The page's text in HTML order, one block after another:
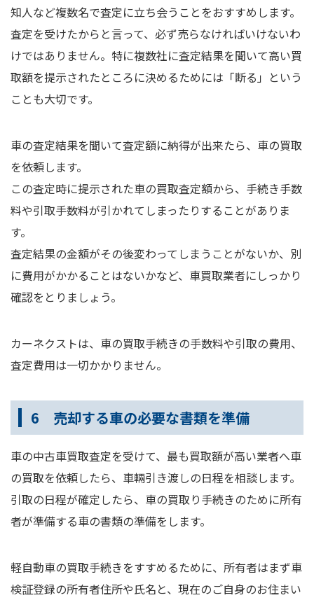
知人など複数名で査定に立ち会うことをおすすめします。
査定を受けたからと言って、必ず売らなければいけないわ
けではありません。特に複数社に査定結果を聞いて高い買
取額を提示されたところに決めるためには「断る」という
ことも大切です。
車の査定結果を聞いて査定額に納得が出来たら、車の買取
を依頼します。
この査定時に提示された車の買取査定額から、手続き手数
料や引取手数料が引かれてしまったりすることがありま
す。
査定結果の金額がその後変わってしまうことがないか、別
に費用がかかることはないかなど、車買取業者にしっかり
確認をとりましょう。
カーネクストは、車の買取手続きの手数料や引取の費用、
査定費用は一切かかりません。
6 売却する車の必要な書類を準備
車の中古車買取査定を受けて、最も買取額が高い業者へ車
の買取を依頼したら、車輛引き渡しの日程を相談します。
引取の日程が確定したら、車の買取り手続きのために所有
者が準備する車の書類の準備をします。
軽自動車の買取手続きをすすめるために、所有者はまず車
検証登録の所有者住所や氏名と、現在のご自身のお住まい